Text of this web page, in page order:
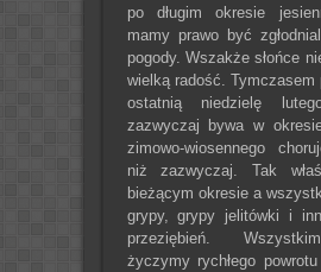
po długim okresie
mamy prawo być
pogody. Wszakże słońce
wielką radość. Tymczasem
ostatnią niedzielę
zazwyczaj bywa w
zimowo-wiosennego
niż zazwyczaj. Tak
bieżącym okresie a
grypy, grypy jelitówki i
przeziębień.
życzymy rychłego